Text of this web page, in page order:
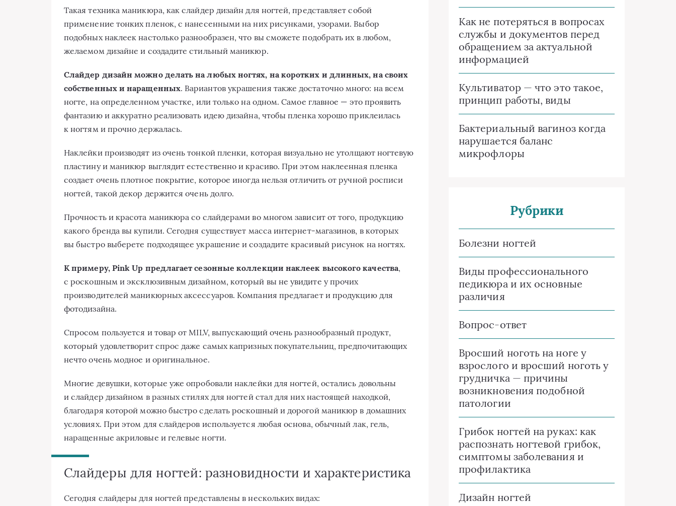
Такая техника маникюра, как слайдер дизайн для ногтей, представляет собой
применение тонких пленок, с нанесенными на них рисунками, узорами. Выбор
подобных наклеек настолько разнообразен, что вы сможете подобрать их в любом,
желаемом дизайне и создадите стильный маникюр.
Слайдер дизайн можно делать на любых ногтях, на коротких и длинных, на своих
собственных и наращенных. Вариантов украшения также достаточно много: на всем
ногте, на определенном участке, или только на одном. Самое главное — это проявить
фантазию и аккуратно реализовать идею дизайна, чтобы пленка хорошо приклеилась
к ногтям и прочно держалась.
Наклейки производят из очень тонкой пленки, которая визуально не утолщают ногтевую
пластину и маникюр выглядит естественно и красиво. При этом наклеенная пленка
создает очень плотное покрытие, которое иногда нельзя отличить от ручной росписи
ногтей, такой декор держится очень долго.
Прочность и красота маникюра со слайдерами во многом зависит от того, продукцию
какого бренда вы купили. Сегодня существует масса интернет-магазинов, в которых
вы быстро выберете подходящее украшение и создадите красивый рисунок на ногтях.
К примеру, Pink Up предлагает сезонные коллекции наклеек высокого качества,
с роскошным и эксклюзивным дизайном, который вы не увидите у прочих
производителей маникюрных аксессуаров. Компания предлагает и продукцию для
фотодизайна.
Спросом пользуется и товар от MILV, выпускающий очень разнообразный продукт,
который удовлетворит спрос даже самых капризных покупательниц, предпочитающих
нечто очень модное и оригинальное.
Многие девушки, которые уже опробовали наклейки для ногтей, остались довольны
и слайдер дизайном в разных стилях для ногтей стал для них настоящей находкой,
благодаря которой можно быстро сделать роскошный и дорогой маникюр в домашних
условиях. При этом для слайдеров используется любая основа, обычный лак, гель,
наращенные акриловые и гелевые ногти.
Слайдеры для ногтей: разновидности и характеристика
Сегодня слайдеры для ногтей представлены в нескольких видах:
Как не потеряться в вопросах
службы и документов перед
обращением за актуальной
информацией
Культиватор — что это такое,
принцип работы, виды
Бактериальный вагиноз когда
нарушается баланс
микрофлоры
Рубрики
Болезни ногтей
Виды профессионального
педикюра и их основные
различия
Вопрос-ответ
Вросший ноготь на ноге у
взрослого и вросший ноготь у
грудничка — причины
возникновения подобной
патологии
Грибок ногтей на руках: как
распознать ногтевой грибок,
симптомы заболевания и
профилактика
Дизайн ногтей